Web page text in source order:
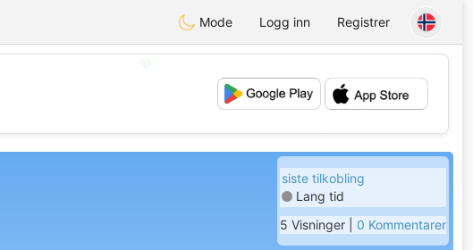
Mode Logg inn Registrer
💕
siste tilkobling
Lang tid
5 Visninger | 0 Kommentarer